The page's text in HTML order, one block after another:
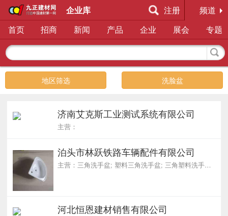
企业库 注册
频道
首页
招商 新闻 产品 企业 展会 专题
地区筛选 洗脸盆
济南艾克斯工业测试系统有限公司
主营：
泊头市林跃铁路车辆配件有限公司
主营：三角洗手盆; 塑料三角洗手盆; 三角塑料洗手盆; 移动厕所三角洗手盆; 挂式三角盆
河北恒恩建材销售有限公司